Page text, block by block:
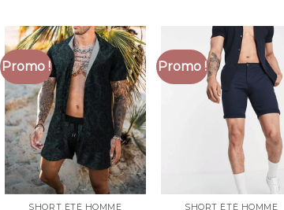
Promo !
SHORT ÉTÉ HOMME
Promo !
SHORT ÉTÉ HOMME